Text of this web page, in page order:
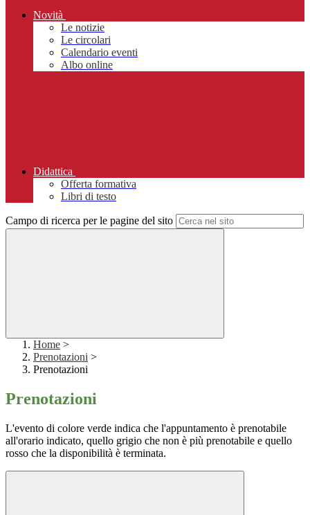
Novità
Le notizie
Le circolari
Calendario eventi
Albo online
Didattica
Offerta formativa
Libri di testo
Campo di ricerca per le pagine del sito
Home >
Prenotazioni >
Prenotazioni
Prenotazioni
L'evento di colore verde indica che l'appuntamento è prenotabile
all'orario indicato, quello grigio che non è più prenotabile e quello
rosso che la disponibilità è terminata.